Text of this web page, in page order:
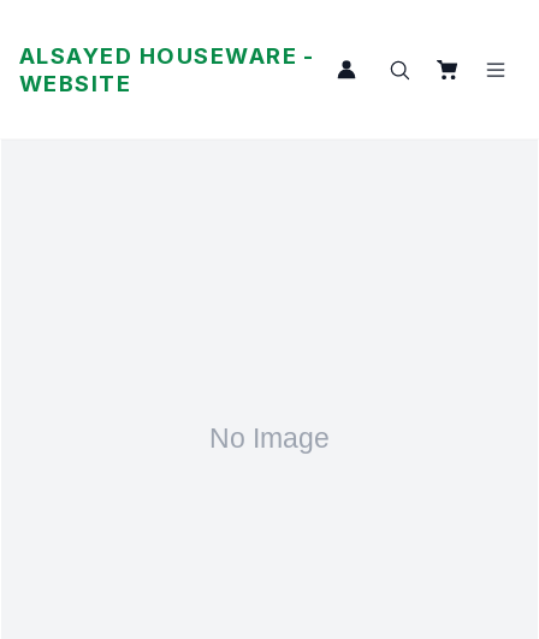
ALSAYED HOUSEWARE -
WEBSITE